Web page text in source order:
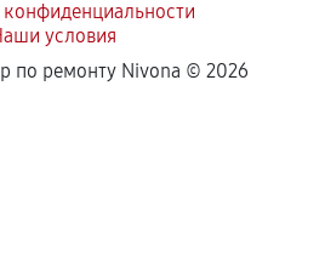
условия
по ремонту Nivona © 2026